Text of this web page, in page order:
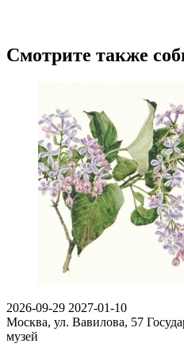
Смотрите также
2026-09-29 2027-01-10
Москва, ул. Вавилова, 57
музей